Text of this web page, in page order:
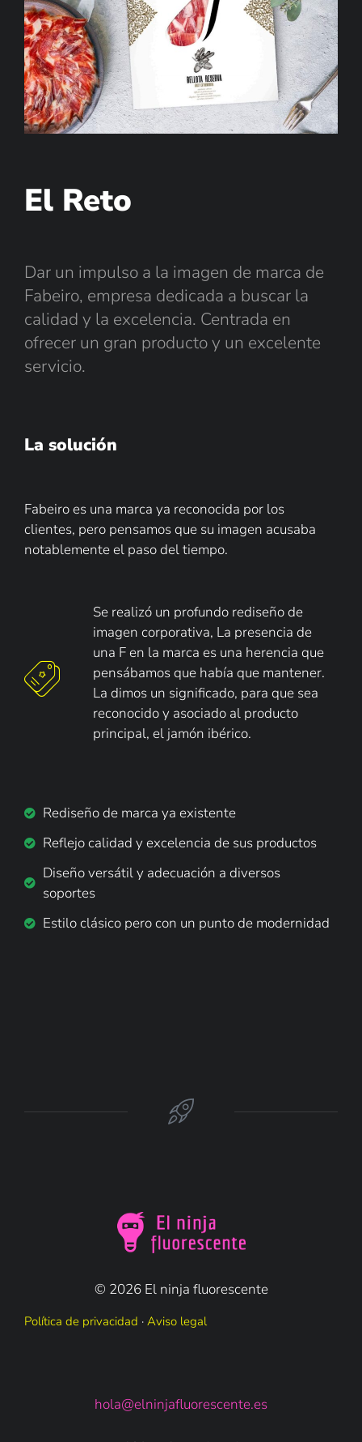
El Reto
Dar un impulso a la imagen de marca de
Fabeiro, empresa dedicada a buscar la
calidad y la excelencia. Centrada en
ofrecer un gran producto y un excelente
servicio.
La solución
Fabeiro es una marca ya reconocida por los
clientes, pero pensamos que su imagen acusaba
notablemente el paso del tiempo.
Se realizó un profundo rediseño de
imagen corporativa, La presencia de
una F en la marca es una herencia que
La dimos un significado, para que sea
reconocido y asociado al producto
principal, el jamón ibérico.
Rediseño de marca ya existente
Reflejo calidad y excelencia de sus productos
Diseño versátil y adecuación a diversos
soportes
Estilo clásico pero con un punto de modernidad
© 2026 El ninja fluorescente
Política de privacidad · Aviso legal
hola@elninjafluorescente.es